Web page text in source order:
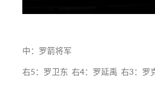
中：罗箭将军
右5：罗卫东 右4：罗延禹 右3：罗